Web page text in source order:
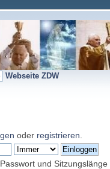
Webseite ZDW
oder registrieren
und Sitzungslänge